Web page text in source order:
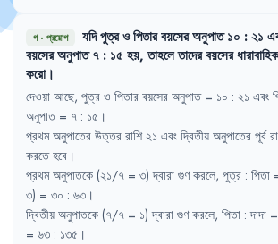
গ· প্রয়োগ যদিপুত্রওপিতারবয়সেরঅনুপাত ১০ :২১
বয়সেরঅনুপাত ৭ : ১৫ হয়, তাহলেতাদেরবয়সেরধারাবাহিক
করো।
দেওয়া আছে, পুত্র ও পিতার বয়সের অনুপাত = ১০ : ২১ এবং
অনুপাত = ৭ : ১৫ ।
প্রথম অনুপাতের উত্তর রাশি ২১ এবং দ্বিতীয় অনুপাতের পূর্ব
করতে হবে ।
প্রথম অনুপাতকে (২১/৭ = ৩) দ্বারা গুণ করলে, পুত্র : পিতা
৩) = ৩০ : ৬৩ ।
দ্বিতীয় অনুপাতকে (৭/৭ = ১) দ্বারা গুণ করলে, পিতা : দাদা =
= ৬৩ : ১৩৫ ।